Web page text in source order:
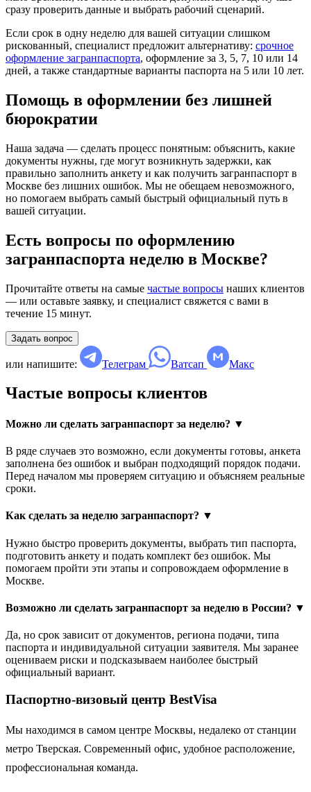
сразу проверить данные и выбрать рабочий сценарий.
Если срок в одну неделю для вашей ситуации слишком
рискованный, специалист предложит альтернативу: срочное
оформление загранпаспорта, оформление за 3, 5, 7, 10 или 14
дней, а также стандартные варианты паспорта на 5 или 10 лет.
Помощь в оформлении без лишней
бюрократии
Наша задача — сделать процесс понятным: объяснить, какие
документы нужны, где могут возникнуть задержки, как
правильно заполнить анкету и как получить загранпаспорт в
Москве без лишних ошибок. Мы не обещаем невозможного,
но помогаем выбрать самый быстрый официальный путь в
вашей ситуации.
Есть вопросы по оформлению
загранпаспорта неделю в Москве?
Прочитайте ответы на самые частые вопросы наших клиентов
— или оставьте заявку, и специалист свяжется с вами в
течение 15 минут.
Задать вопрос
или напишите: Телеграм Ватсап Макс
Частые вопросы клиентов
Можно ли сделать загранпаспорт за неделю? ▼
В ряде случаев это возможно, если документы готовы, анкета
заполнена без ошибок и выбран подходящий порядок подачи.
Перед началом мы проверяем ситуацию и объясняем реальные
сроки.
Как сделать за неделю загранпаспорт? ▼
Нужно быстро проверить документы, выбрать тип паспорта,
подготовить анкету и подать комплект без ошибок. Мы
помогаем пройти эти этапы и сопровождаем оформление в
Москве.
Возможно ли сделать загранпаспорт за неделю в России? ▼
Да, но срок зависит от документов, региона подачи, типа
паспорта и индивидуальной ситуации заявителя. Мы заранее
оцениваем риски и подсказываем наиболее быстрый
официальный вариант.
Паспортно-визовый центр BestVisa
Мы находимся в самом центре Москвы, недалеко от станции
метро Тверская. Современный офис, удобное расположение,
профессиональная команда.